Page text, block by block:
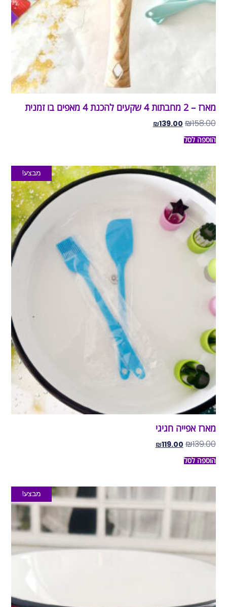
מארז – 2 מחבתות 4 שקעים להכנת 4 מאפים בו זמנית
₪158.00
₪139.00
הוספה לסל
מבצע!
מארז אפייה חגיגי
₪139.00
₪119.00
הוספה לסל
מבצע!